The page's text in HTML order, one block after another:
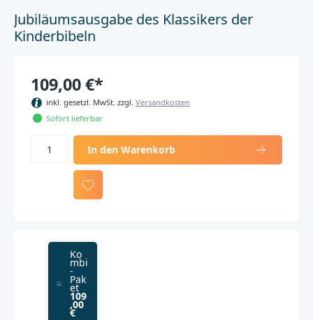
Jubiläumsausgabe des Klassikers der
Kinderbibeln
109,00 €*
inkl. gesetzl. MwSt. zzgl. Versandkosten
Sofort lieferbar
In den Warenkorb
Ko
mbi
-
Pak
et
109
,00
€